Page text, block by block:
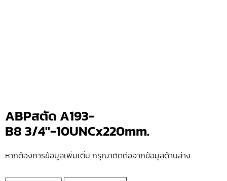
ABPสตัด A193-
B8 3/4″-10UNCx220mm.
หากต้องการข้อมูลเพิ่มเติ่ม กรุณาติดต่อจากข้อมูลด้านล่าง